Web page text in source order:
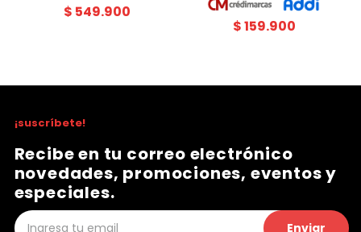
$ 549.900
$159.900
¡suscríbete!
Recibe en tu correo electrónico
novedades, promociones, eventos y
especiales.
Enviar